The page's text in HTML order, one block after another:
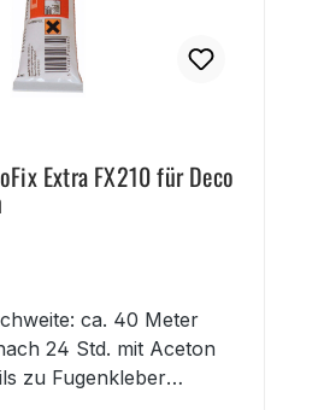
Extra FX210 für Deco
ca. 40 Meter
24 Std. mit Aceton
zu Fugenkleber